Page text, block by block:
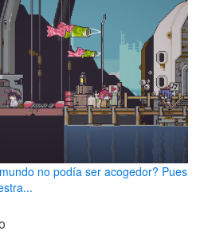
no podía ser acogedor? Pues